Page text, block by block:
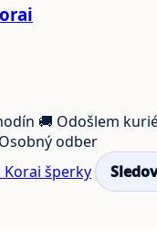
🚚 Odošlem
odber
Korai šperky